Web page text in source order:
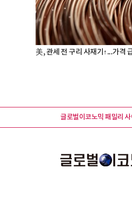
美, 관세 전 구리 사재기↑...가격
글로벌이코노믹 패밀리